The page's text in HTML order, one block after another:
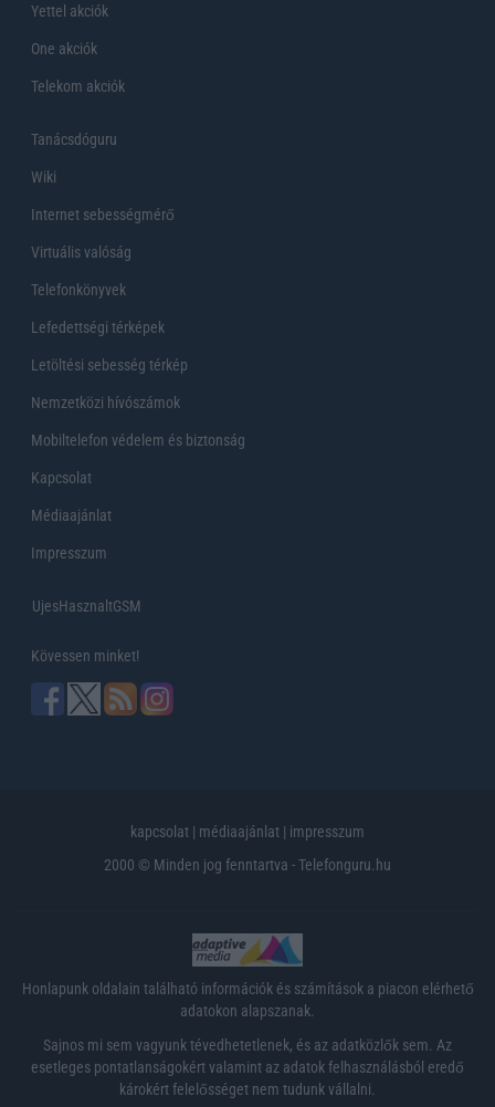
Yettel akciók
One akciók
Telekom akciók
Tanácsdóguru
Wiki
Internet sebességmérő
Virtuális valóság
Telefonkönyvek
Lefedettségi térképek
Letöltési sebesség térkép
Nemzetközi hívószámok
Mobiltelefon védelem és biztonság
Kapcsolat
Médiaajánlat
Impresszum
UjesHasznaltGSM
Kövessen minket!
kapcsolat | médiaajánlat | impresszum
2000 © Minden jog fenntartva - Telefonguru.hu
Honlapunk oldalain található információk és számítások a piacon elérhető
adatokon alapszanak.
Sajnos mi sem vagyunk tévedhetetlenek, és az adatközlők sem. Az
esetleges pontatlanságokért valamint az adatok felhasználásból eredő
károkért felelősséget nem tudunk vállalni.